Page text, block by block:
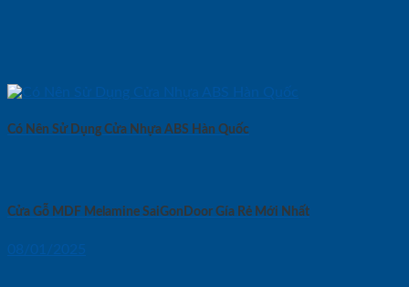
Có Nên Sử Dụng Cửa Nhựa ABS Hàn Quốc
Cửa Gỗ MDF Melamine SaiGonDoor Gía Rẻ Mới Nhất
08/01/2025